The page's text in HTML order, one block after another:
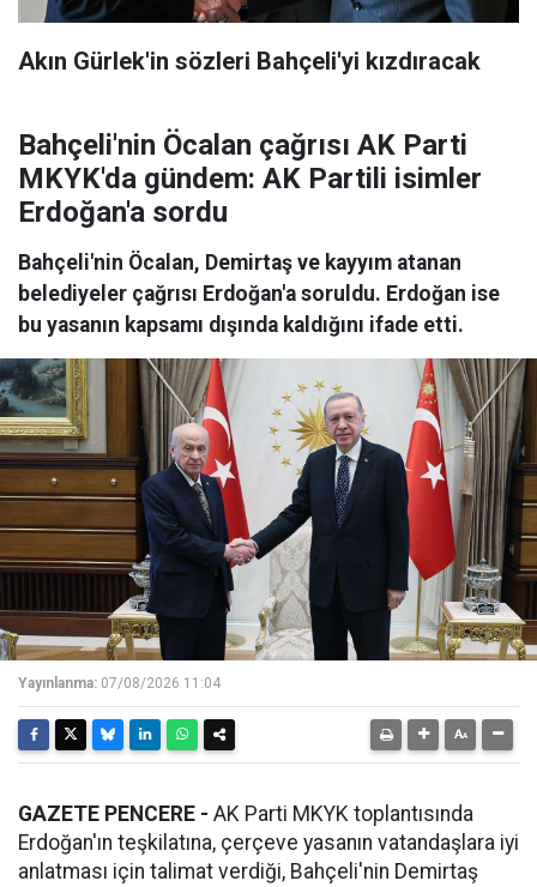
Akın Gürlek'in sözleri Bahçeli'yi kızdıracak
Bahçeli'nin Öcalan çağrısı AK Parti
MKYK'da gündem: AK Partili isimler
Erdoğan'a sordu
Bahçeli'nin Öcalan, Demirtaş ve kayyım atanan
belediyeler çağrısı Erdoğan'a soruldu. Erdoğan ise
bu yasanın kapsamı dışında kaldığını ifade etti.
Yayınlanma: 07/08/2026 11:04
GAZETE PENCERE - AK Parti MKYK toplantısında
Erdoğan'ın teşkilatına, çerçeve yasanın vatandaşlara iyi
anlatması için talimat verdiği, Bahçeli'nin Demirtaş